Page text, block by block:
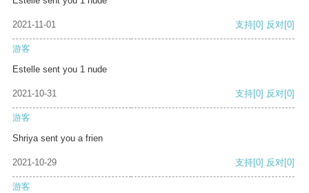
2021-11-01 支持[0] 反对[0]
游客
Estelle sent you 1 nude
2021-10-31 支持[0] 反对[0]
游客
Shriya sent you a frien
2021-10-29 支持[0] 反对[0]
游客